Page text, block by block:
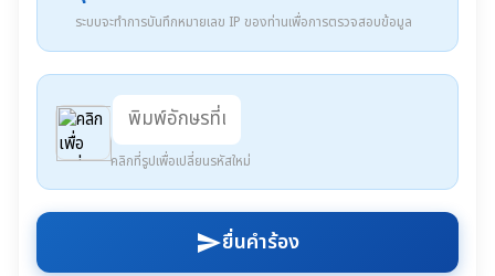
ระบบจะทำการบันทึกหมายเลข IP ของท่านเพื่อการตรวจสอบข้อมูล
คลิกที่รูปเพื่อเปลี่ยนรหัสใหม่
sendยื่นคำร้อง